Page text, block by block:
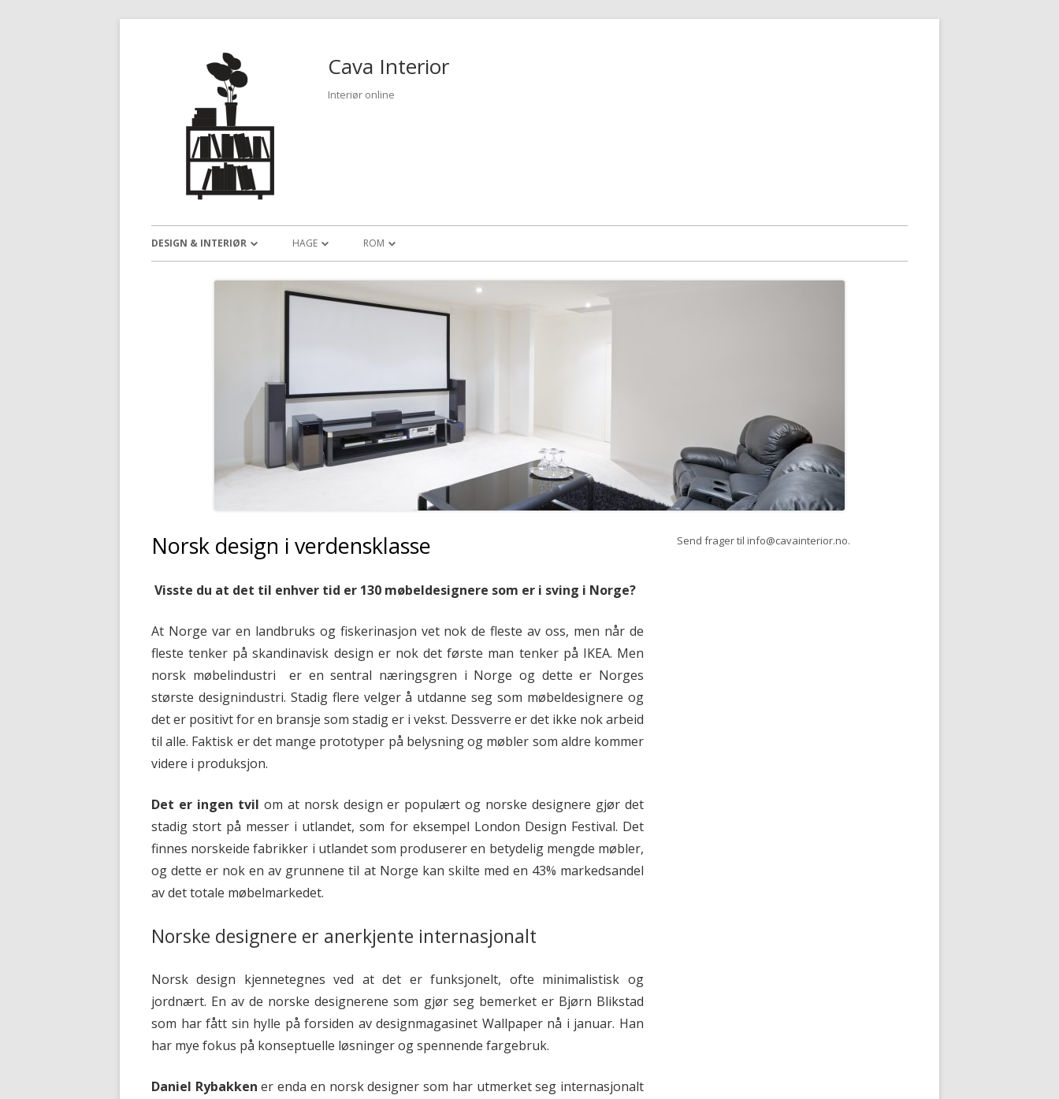
Cava Interior
Interiør online
DESIGN & INTERIØR
SKAL DU PÅ INTERIØR OG
GAVEMESSEN I AUGUST?
OG HJEM?
UTVALG AV
HØSTENS INNREDNINGSTRENDER
FÅ ET PERSONLIG PREG PÅ
HJEMMET
HAGE
PAR VELGER I DAG Å IKKE GIFTE
ROM
INNREDNING OG HOTELL I
HETE INTERIØRTRENDER FOR
2017
Norsk design i verdensklasse
Visste du at det til enhver tid er 130 møbeldesignere som er i sving i Norge?
At Norge var en landbruks og fiskerinasjon vet nok de fleste av oss, men når de
fleste tenker på skandinavisk design er nok det første man tenker på IKEA. Men
norsk møbelindustri er en sentral næringsgren i Norge og dette er Norges
største designindustri. Stadig flere velger å utdanne seg som møbeldesignere og
det er positivt for en bransje som stadig er i vekst. Dessverre er det ikke nok arbeid
til alle. Faktisk er det mange prototyper på belysning og møbler som aldre kommer
videre i produksjon.
Det er ingen tvil om at norsk design er populært og norske designere gjør det
stadig stort på messer i utlandet, som for eksempel London Design Festival. Det
finnes norskeide fabrikker i utlandet som produserer en betydelig mengde møbler,
og dette er nok en av grunnene til at Norge kan skilte med en 43% markedsandel
av det totale møbelmarkedet.
Norske designere er anerkjente internasjonalt
Norsk design kjennetegnes ved at det er funksjonelt, ofte minimalistisk og
jordnært. En av de norske designerene som gjør seg bemerket er Bjørn Blikstad
som har fått sin hylle på forsiden av designmagasinet Wallpaper nå i januar. Han
har mye fokus på konseptuelle løsninger og spennende fargebruk.
Daniel Rybakken er enda en norsk designer som har utmerket seg internasjonalt
Send frager tilinfo@cavainterior.no.